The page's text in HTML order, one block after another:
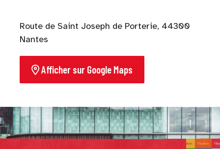
Route de Saint Joseph de Porterie, 44300
Nantes
Afficher sur Google Maps